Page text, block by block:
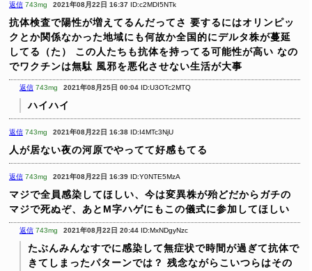
返信 743mg 2021年08月22日 16:37 ID:c2MDI5NTk
抗体検査で陽性が増えてるんだってさ 要するにはオリンピッ
クとか関係なかった地域にも何故か全国的にデルタ株が蔓延
してる（た）
この人たちも抗体を持ってる可能性が高い なの
でワクチンは無駄 風邪を悪化させない生活が大事
返信 743mg 2021年08月25日 00:04 ID:U3OTc2MTQ
ハイハイ
返信 743mg 2021年08月22日 16:38 ID:I4MTc3NjU
人が居ない夜の河原でやってて好感もてる
返信 743mg 2021年08月22日 16:39 ID:Y0NTE5MzA
マジで全員感染してほしい、今は変異株が殆どだからガチの
マジで死ぬぞ、あとM字ハゲにもこの儀式に参加してほしい
返信 743mg 2021年08月22日 20:44 ID:MxNDgyNzc
たぶんみんなすでに感染して無症状で時間が過ぎて抗体で
きてしまったパターンでは？ 残念ながらこいつらはその